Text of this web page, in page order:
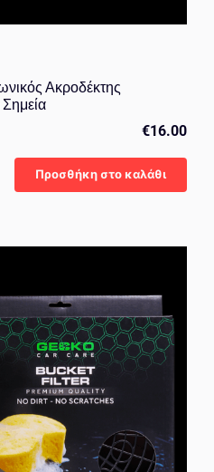
Ακροδέκτης
€16.00
Προσθήκη στο καλάθι